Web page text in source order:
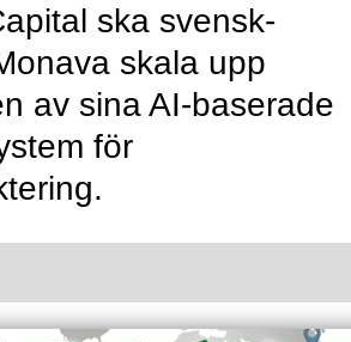
ska svensk-
skala upp
av sina AI-baserade
för